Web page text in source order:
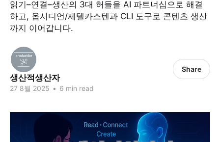
읽기–연결–생산의 3대 허들을 AI 파트너십으로 해결
하고, 옵시디언/제텔카스텐과 CLI 도구로 콘텐츠 생산
까지 이어갑니다.
생산적생산자
27 8월 2025 • 6 min read
Share